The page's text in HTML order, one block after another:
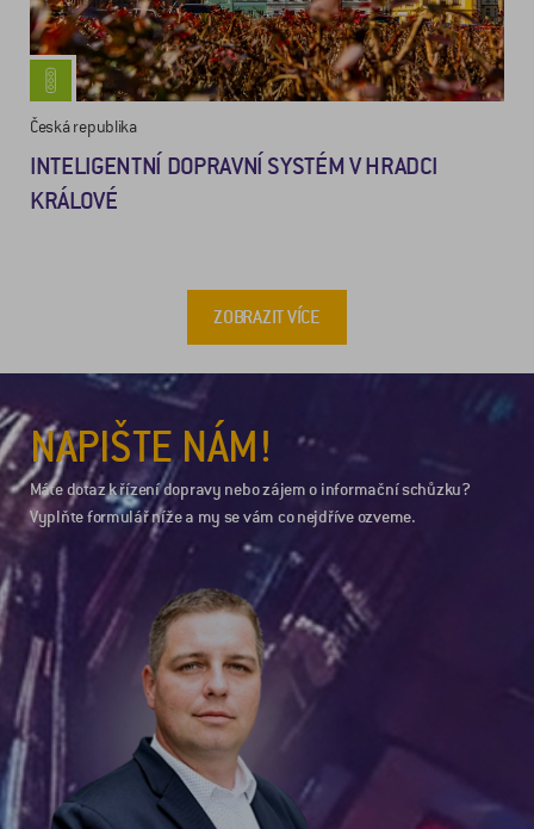
Česká republika
INTELIGENTNÍ DOPRAVNÍ SYSTÉM V HRADCI
KRÁLOVÉ
ZOBRAZIT VÍCE
NAPIŠTE NÁM!
Máte dotaz k řízení dopravy nebo zájem o informační schůzku?
Vyplňte formulář níže a my se vám co nejdříve ozveme.